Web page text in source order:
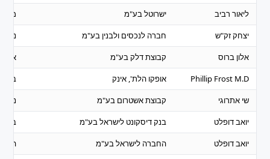
ליאור רביב
ישרוטל בע"מ
יצחק זק"ש
חברה לנכסים ולבנין בע"מ
אלון ברוס
קבוצת דלק בע"מ
Phillip Frost M.D
אופקו הלת', אינק
שי אתרוגי
קבוצת אשטרום בע"מ
יואב דופלט
בנק דיסקונט לישראל בע"מ
יואב דופלט
החברה לישראל בע"מ